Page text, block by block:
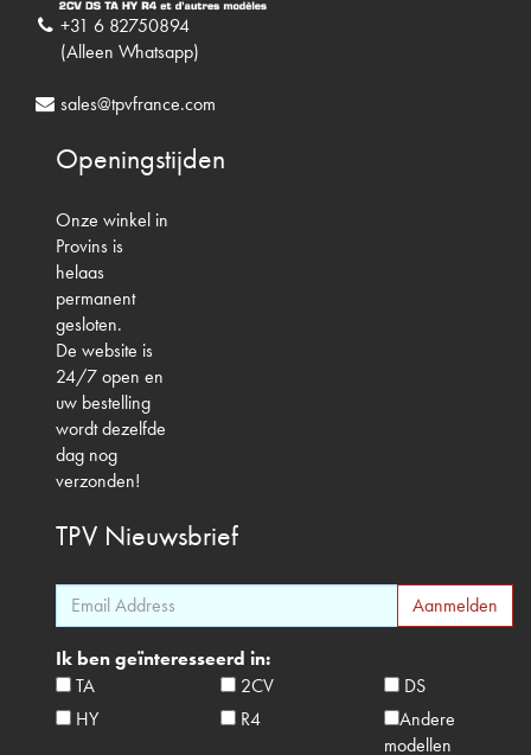
+31 6 82750894
(Alleen Whatsapp)
sales@tpvfrance.com
Openingstijden
Onze winkel in
Provins is
helaas
permanent
gesloten.
De website is
24/7 open en
uw bestelling
wordt dezelfde
dag nog
verzonden!
TPV Nieuwsbrief
Ik ben geïnteresseerd in:
TA
2CV
DS
HY
R4
Andere
modellen